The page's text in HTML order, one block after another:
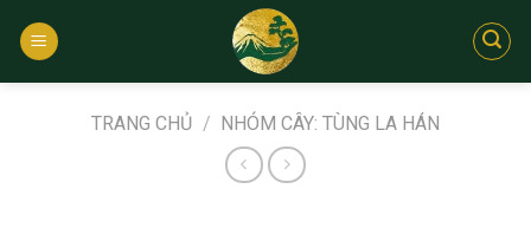
qua
TRANG CHỦ / NHÓM CÂY: TÙNG LA HÁN